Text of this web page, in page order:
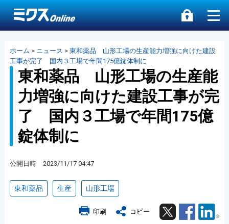
ホーム > ニュース > 東和薬品 山形工場の生産能力増強に向けた建設
工事が完了 国内３工場で年間175億錠体制に
東和薬品 山形工場の生産能
力増強に向けた建設工事が完
了 国内３工場で年間175億
錠体制に
公開日時 2023/11/17 04:47
東和薬品 生産 山形工場
印刷 コピー Twitter Facebook